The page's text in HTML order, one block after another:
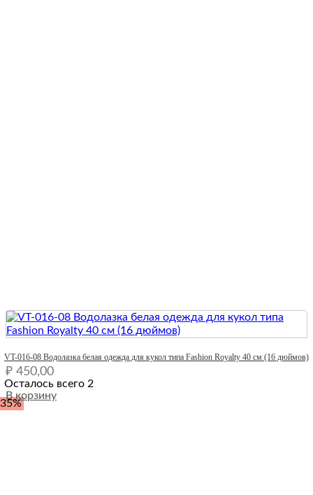
VT-016-08 Водолазка белая одежда для кукол типа Fashion Royalty 40 см (16 дюймов)
₽ 450,00
Осталось всего 2
В корзину